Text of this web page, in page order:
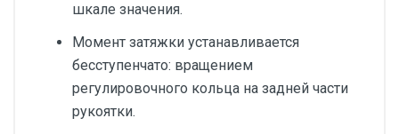
шкале значения.
Момент затяжки устанавливается
бесступенчато: вращением
регулировочного кольца на задней части
рукоятки.